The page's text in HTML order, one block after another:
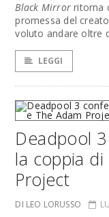
Black Mirrorritorna
promessa del
voluto andare oltre
LEGGI
Deadpool
la coppia di
Project
DI LEO LORUSSO